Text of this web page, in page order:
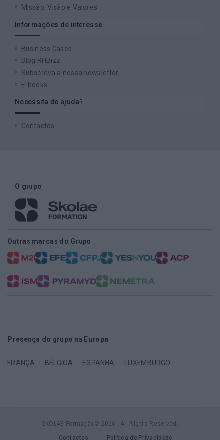
Missão, Visão e Valores
Informações de interesse
Business Cases
Blog RHBizz
Subscreva a nossa newsletter
E-books
Necessita de ajuda?
Contactos
O grupo
Outras marcas do Grupo
Presença do grupo na Europa
FRANÇA BÉLGICA ESPANHA LUXEMBURGO
SKOLAE Formação© 2026 . All Rights Reserved.
Contactos Política de Privacidade